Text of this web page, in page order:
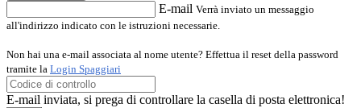
E-mail Verrà inviato un messaggio
all'indirizzo indicato con le istruzioni necessarie.
Non hai una e-mail associata al nome utente? Effettua il reset della password
tramite la Login Spaggiari
E-mail inviata, si prega di controllare la casella di posta elettronica!